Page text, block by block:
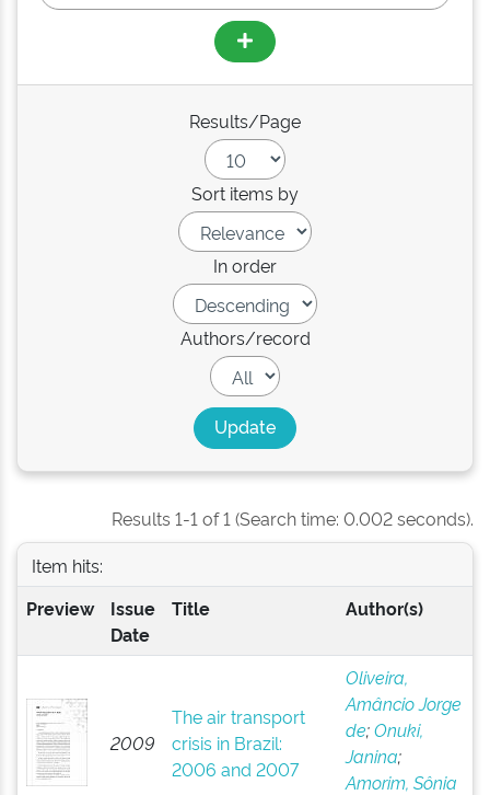
Results/Page
Sort items by
In order
Authors/record
Results 1-1 of 1 (Search time: 0.002 seconds).
Item hits:
Preview
Issue
Date
Title Author(s)
2009
The air transport
crisis in Brazil:
2006 and 2007
Oliveira,
Amâncio Jorge
de;Onuki,
Janina;
Amorim, Sônia